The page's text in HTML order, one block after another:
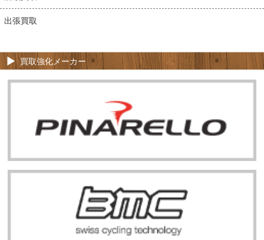
出張買取
買取強化メーカー